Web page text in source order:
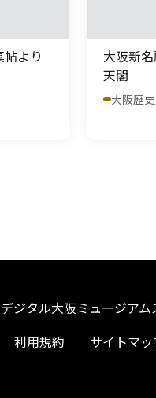
より
大阪新
天閣
大阪歴
デジタル大阪ミュージアム
利用規約 サイトマ